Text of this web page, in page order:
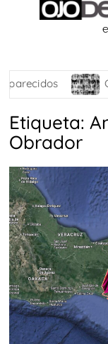
Carta de
Etiqueta:
Obrador